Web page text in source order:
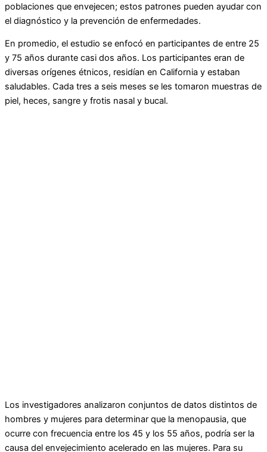
poblaciones que envejecen; estos patrones pueden ayudar con
el diagnóstico y la prevención de enfermedades.
En promedio, el estudio se enfocó en participantes de entre 25
y 75 años durante casi dos años. Los participantes eran de
diversas orígenes étnicos, residían en California y estaban
saludables. Cada tres a seis meses se les tomaron muestras de
piel, heces, sangre y frotis nasal y bucal.
Los investigadores analizaron conjuntos de datos distintos de
hombres y mujeres para determinar que la menopausia, que
ocurre con frecuencia entre los 45 y los 55 años, podría ser la
causa del envejecimiento acelerado en las mujeres. Para su